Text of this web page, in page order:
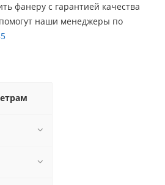
фанеру с гарантией качества
наши менеджеры по